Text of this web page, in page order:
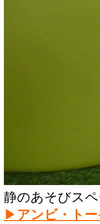
静のあそびス
▶ アンビ・トー